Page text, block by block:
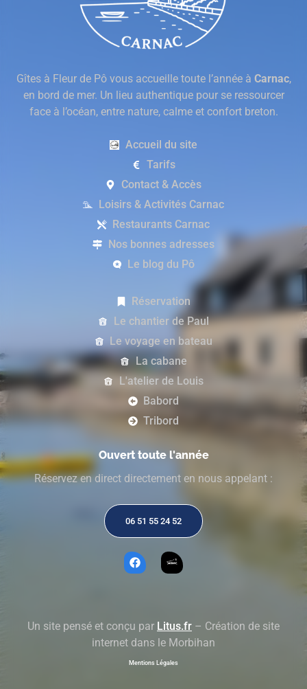
Gîtes à Fleur de Pô vous accueille toute l’année à Carnac,
en bord de mer. Un lieu authentique pour se ressourcer
face à l’océan, entre nature, calme et confort breton.
Accueil du site
Tarifs
Contact & Accès
Loisirs & Activités Carnac
Restaurants Carnac
Nos bonnes adresses
Le blog du Pô
Réservation
Le chantier de Paul
Le voyage en bateau
La cabane
L'atelier de Louis
Babord
Tribord
Ouvert toute l'année
Réservez en direct directement en nous appelant :
06 51 55 24 52
Un site pensé et conçu par Litus.fr – Création de site
internet dans le Morbihan
Mentions Légales